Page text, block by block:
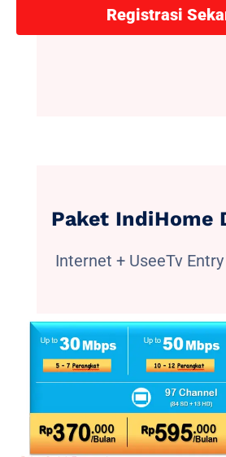
Registrasi
Paket IndiHome
Internet + UseeTv